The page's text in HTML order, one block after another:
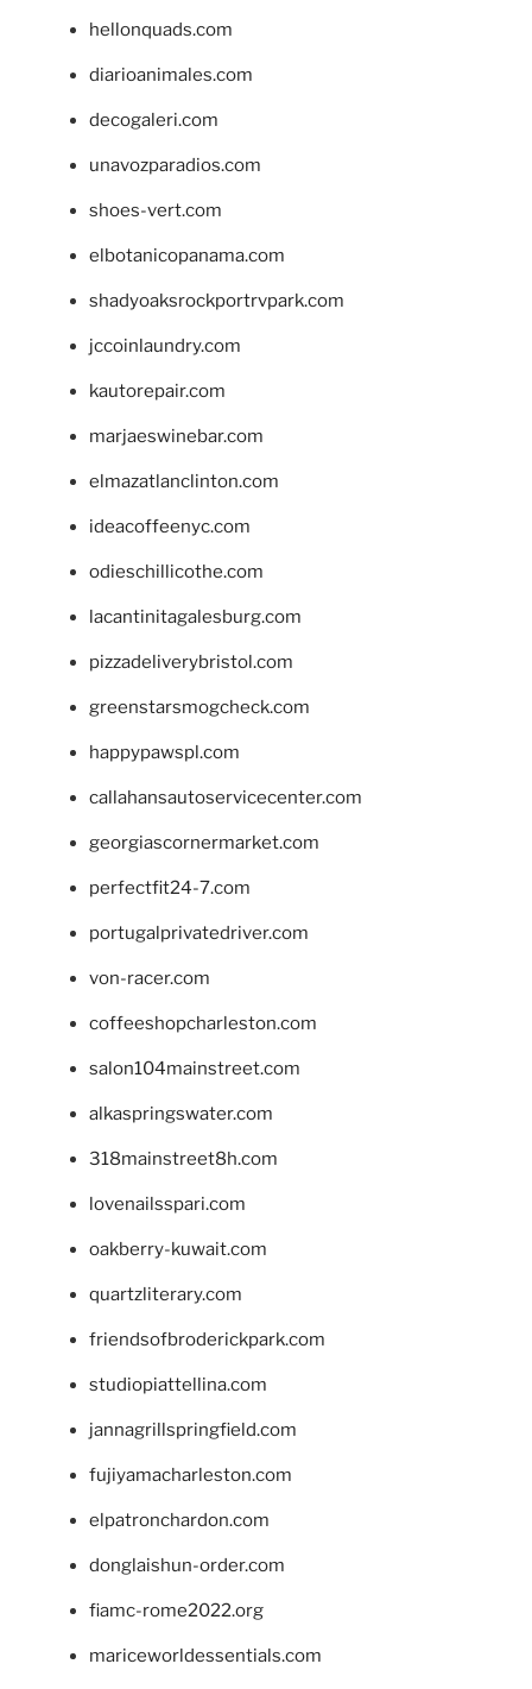
hellonquads.com
diarioanimales.com
decogaleri.com
unavozparadios.com
shoes-vert.com
elbotanicopanama.com
shadyoaksrockportrvpark.com
jccoinlaundry.com
kautorepair.com
marjaeswinebar.com
elmazatlanclinton.com
ideacoffeenyc.com
odieschillicothe.com
lacantinitagalesburg.com
pizzadeliverybristol.com
greenstarsmogcheck.com
happypawspl.com
callahansautoservicecenter.com
georgiascornermarket.com
perfectfit24-7.com
portugalprivatedriver.com
von-racer.com
coffeeshopcharleston.com
salon104mainstreet.com
alkaspringswater.com
318mainstreet8h.com
lovenailsspari.com
oakberry-kuwait.com
quartzliterary.com
friendsofbroderickpark.com
studiopiattellina.com
jannagrillspringfield.com
fujiyamacharleston.com
elpatronchardon.com
donglaishun-order.com
fiamc-rome2022.org
mariceworldessentials.com